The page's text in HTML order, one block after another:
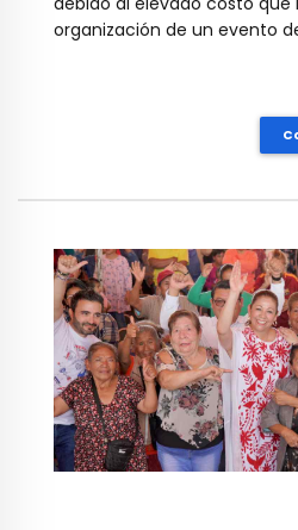
organización de un evento